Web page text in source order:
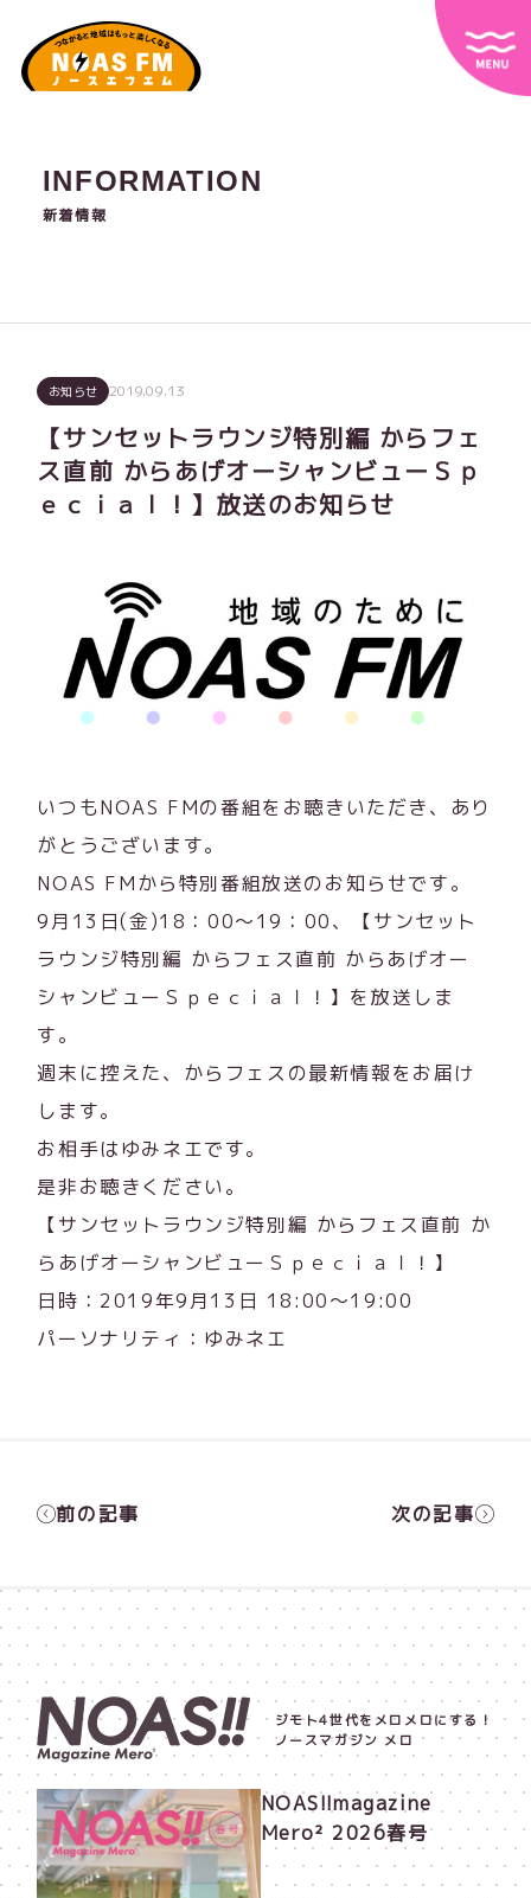
INFORMATION
新着情報
お知らせ 2019.09.13
【サンセットラウンジ特別編 からフェ
ス直前 からあげオーシャンビューＳｐ
ｅｃｉａｌ！】放送のお知らせ
いつもNOAS FMの番組をお聴きいただき、あり
がとうございます。
NOAS FMから特別番組放送のお知らせです。
9月13日(金)18：00～19：00、【サンセット
ラウンジ特別編 からフェス直前 からあげオー
シャンビューＳｐｅｃｉａｌ！】を放送しま
す。
週末に控えた、からフェスの最新情報をお届け
します。
お相手はゆみネエです。
是非お聴きください。
【サンセットラウンジ特別編 からフェス直前 か
らあげオーシャンビューＳｐｅｃｉａｌ！】
日時：2019年9月13日 18:00～19:00
パーソナリティ：ゆみネエ
前の記事 次の記事
ジモト4世代をメロメロにする！
ノースマガジン メロ
NOAS!!magazine
Mero² 2026春号